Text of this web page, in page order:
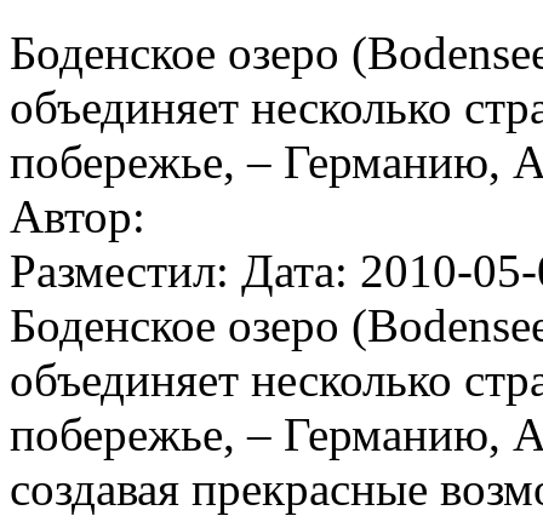
Боденское озеро
объединяет несколько
побережье, – Германию,
Автор:
Разместил: Дата: 2010-
Боденское озеро
объединяет несколько
побережье, – Германию,
создавая прекрасные